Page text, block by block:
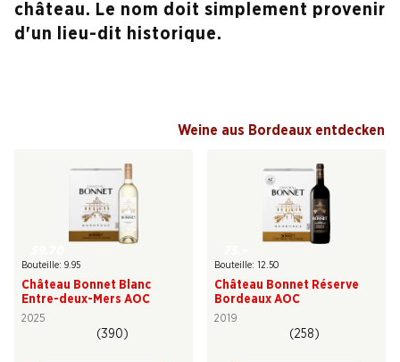
château. Le nom doit simplement provenir
d'un lieu-dit historique.
Weine aus Bordeaux entdecken
Bouteille: 9.95
Château Bonnet Blanc
Entre-deux-Mers AOC
2025
(390)
Bouteille: 12.50
Château Bonnet Réserve
Bordeaux AOC
2019
(258)